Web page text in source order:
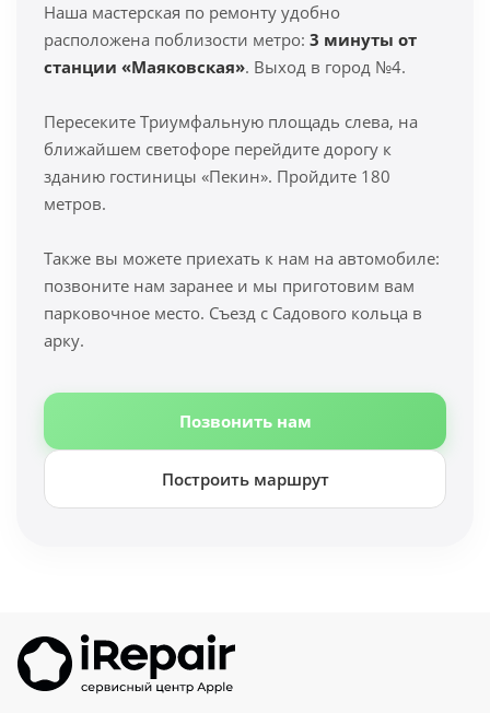
Наша мастерская по ремонту удобно
расположена поблизости метро: 3 минуты от
станции «Маяковская». Выход в город №4.
Пересеките Триумфальную площадь слева, на
ближайшем светофоре перейдите дорогу к
зданию гостиницы «Пекин». Пройдите 180
метров.
Также вы можете приехать к нам на автомобиле:
позвоните нам заранее и мы приготовим вам
парковочное место. Съезд с Садового кольца в
арку.
Позвонить нам
Построить маршрут